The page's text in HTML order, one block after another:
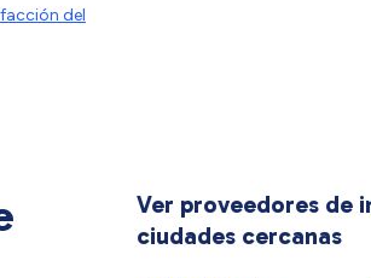
del
Ver proveedores de
ciudades cercanas